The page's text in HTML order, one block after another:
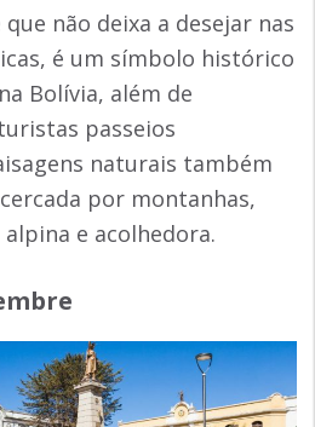
não deixa a desejar nas
é um símbolo histórico
Bolívia, além de
passeios
naturais também
por montanhas,
e acolhedora.